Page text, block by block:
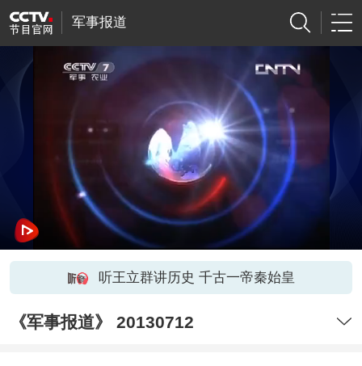
军事报道
听王立群讲历史 千古一帝秦始皇
《军事报道》 20130712